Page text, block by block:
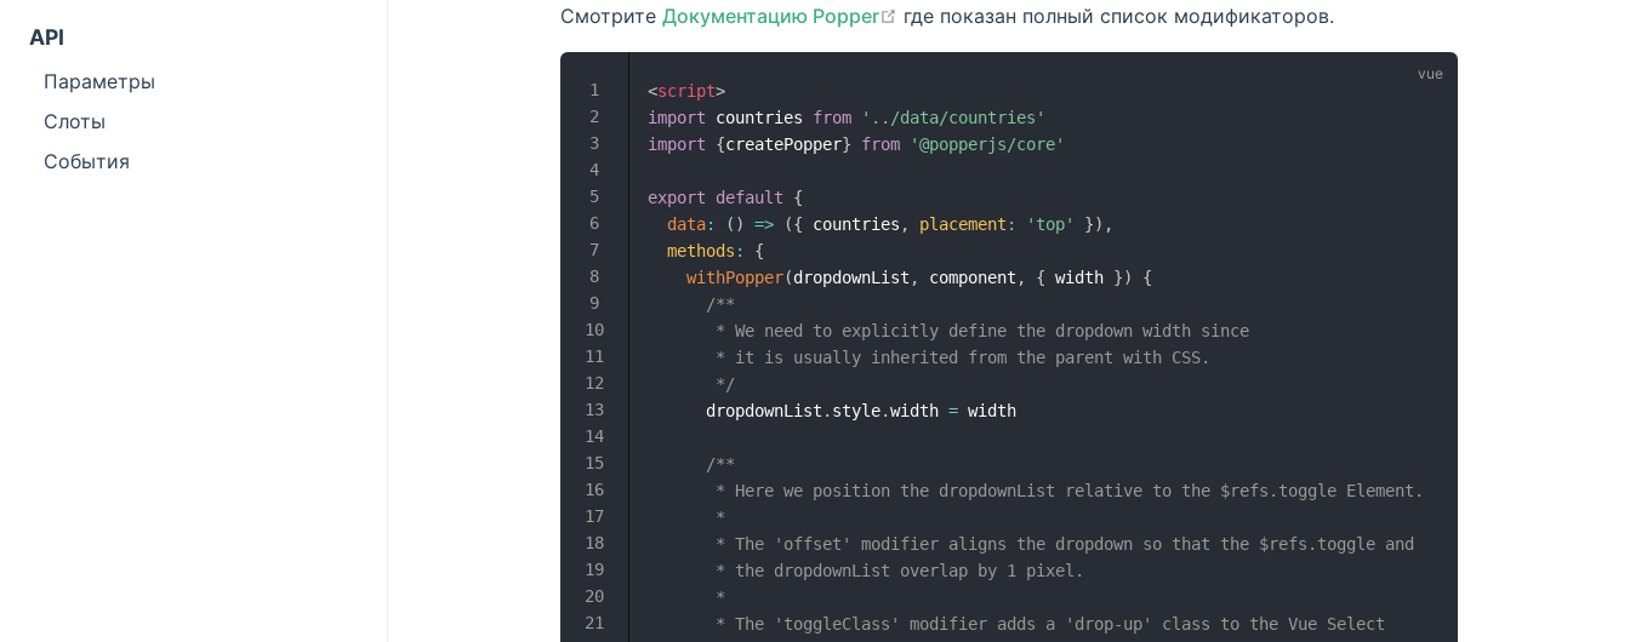
API
Параметры
Слоты
События
Смотрите Документацию Popper open in new window
где показан полный список модификаторов.
<script>
import countries from
'../data/countries'
import
{createPopper} from '@popperjs/core'
export default
{
data: ( ) => ({ countries , placement : 'top' }) ,
methods :
{
withPopper(dropdownList , component , { width })
{
/**
       * We need to explicitly define the dropdown width since
       * it is usually inherited from the parent with CSS.
       */
      dropdownList
. style.width = width
/**
       * Here we position the dropdownList relative to the $refs.toggle Element.
       *
       * The 'offset' modifier aligns the dropdown so that the $refs.toggle and
       * the dropdownList overlap by 1 pixel.
       *
       * The 'toggleClass' modifier adds a 'drop-up' class to the Vue Select